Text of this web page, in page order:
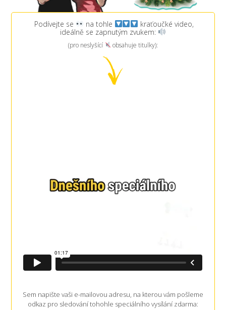
Podívejte se na tohle
kraťoučké video,
ideálně se zapnutým zvukem:
(pro neslyšící obsahuje titulky):
Sem napište vaši e-mailovou adresu, na kterou vám pošleme
odkaz pro sledování tohohle speciálního vysílání zdarma: